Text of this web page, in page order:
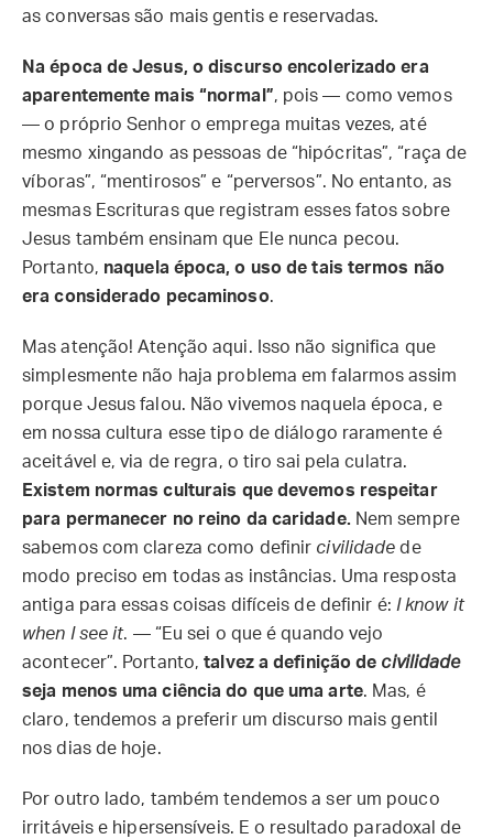
as conversas são mais gentis e reservadas.
Na época de Jesus, o discurso encolerizado era
aparentemente mais “normal”, pois — como vemos
— o próprio Senhor o emprega muitas vezes, até
mesmo xingando as pessoas de “hipócritas”, “raça de
víboras”, “mentirosos” e “perversos”. No entanto, as
mesmas Escrituras que registram esses fatos sobre
Jesus também ensinam que Ele nunca pecou.
Portanto, naquela época, o uso de tais termos não
era considerado pecaminoso.
Mas atenção! Atenção aqui. Isso não significa que
simplesmente não haja problema em falarmos assim
porque Jesus falou. Não vivemos naquela época, e
em nossa cultura esse tipo de diálogo raramente é
aceitável e, via de regra, o tiro sai pela culatra.
Existem normas culturais que devemos respeitar
para permanecer no reino da caridade.Nem sempre
sabemos com clareza como definir civilidadede
modo preciso em todas as instâncias. Uma resposta
antiga para essas coisas difíceis de definir é: I know it
when I see it. — “Eu sei o que é quando vejo
acontecer”. Portanto,talvez a definição de civilidade
seja menos uma ciência do que uma arte. Mas, é
claro, tendemos a preferir um discurso mais gentil
nos dias de hoje.
Por outro lado, também tendemos a ser um pouco
irritáveis e hipersensíveis. E o resultado paradoxal de